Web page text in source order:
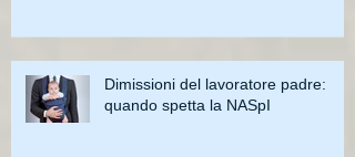
Dimissioni del lavoratore padre:
quando spetta la NASpI